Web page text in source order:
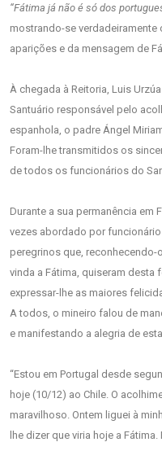
“Fátima já não é só dos
mostrando-se
aparições e da mensagem de
À chegada à Reitoria, Luis
Santuário responsável pelo
espanhola, o padre Ángel
Foram-lhe transmitidos os
de todos os funcionários do
Durante a sua permanência em
vezes abordado por
peregrinos que,
vinda a Fátima, quiseram desta
expressar-lhe as maiores
A todos, o mineiro falou de
e manifestando a alegria de
“Estou em Portugal desde
hoje (10/12) ao Chile. O
maravilhoso. Ontem liguei à
lhe dizer que viria hoje a